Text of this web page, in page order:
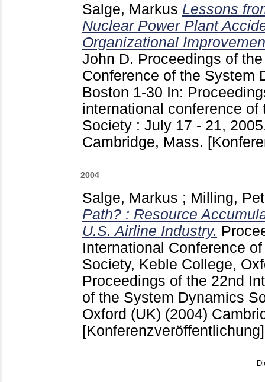
Salge, Markus Lessons
Nuclear Power Plant
Organizational
John D. Proceedings of
Conference of the System
Boston 1-30 In:
international conference
Society : July 17 - 21,
Cambridge, Mass.
2004
Salge, Markus ; Milling,
Path? : Resource
U.S. Airline Industry.
International Conference
Society, Keble College,
Proceedings of the 22nd
of the System Dynamics
Oxford (UK) (2004)
[Konferenzveröffentlichung]